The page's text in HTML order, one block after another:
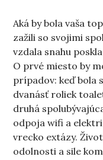
Aká by bola vaša
zažili so svojimi
vzdala snahu
O prvé miesto by
prípadov: keď bola
dvanásť roliek
druhá
odpoja wifi a
vrecko extázy.
odolnosti a sile